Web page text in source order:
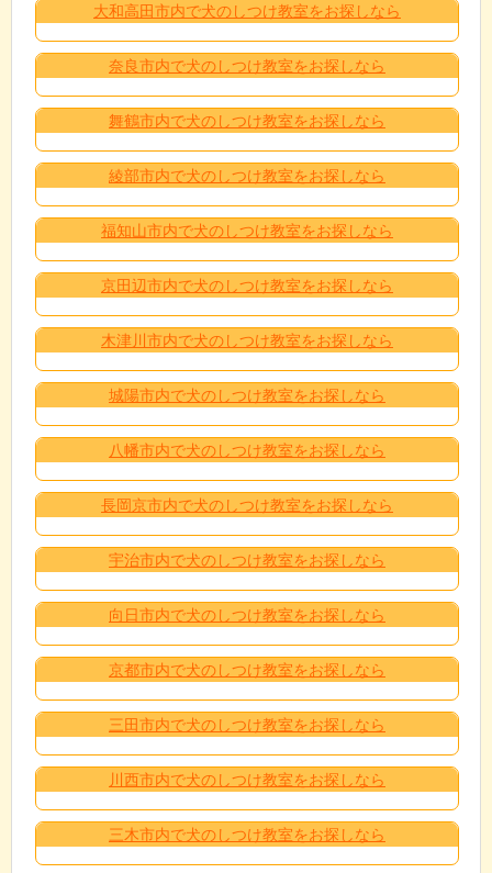
大和高田市内で犬のしつけ教室をお探しなら
奈良市内で犬のしつけ教室をお探しなら
舞鶴市内で犬のしつけ教室をお探しなら
綾部市内で犬のしつけ教室をお探しなら
福知山市内で犬のしつけ教室をお探しなら
京田辺市内で犬のしつけ教室をお探しなら
木津川市内で犬のしつけ教室をお探しなら
城陽市内で犬のしつけ教室をお探しなら
八幡市内で犬のしつけ教室をお探しなら
長岡京市内で犬のしつけ教室をお探しなら
宇治市内で犬のしつけ教室をお探しなら
向日市内で犬のしつけ教室をお探しなら
京都市内で犬のしつけ教室をお探しなら
三田市内で犬のしつけ教室をお探しなら
川西市内で犬のしつけ教室をお探しなら
三木市内で犬のしつけ教室をお探しなら